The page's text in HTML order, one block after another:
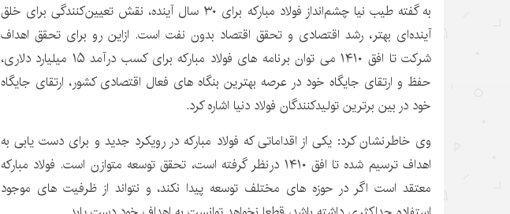
به گفته طیب نیا چشم‌انداز فولاد مبارکه برای ۳۰ سال آینده، نقش تعیین‌کنندگی برای خلق
آینده‌ای بهتر، رشد اقتصادی و تحقق اقتصاد بدون نفت است. ازاین رو برای تحقق اهداف
شرکت تا افق ۱۴۱۰ می توان برنامه های فولاد مبارکه برای کسب درآمد ۱۵ میلیارد دلاری،
حفظ و ارتقای جایگاه خود در عرصه بهترین بنگاه های فعال اقتصادی کشور، ارتقای جایگاه
خود در بین برترین تولیدکنندگان فولاد دنیا اشاره کرد.
وی خاطرنشان کرد: یکی از اقداماتی که فولاد مبارکه در رویکرد جدید و برای دست یابی به
اهداف ترسیم شده تا افق ۱۴۱۰ درنظر گرفته است، تحقق توسعه متوازن است. فولاد مبارکه
معتقد است اگر در حوزه های مختلف توسعه پیدا نکند، و نتواند از ظرفیت های موجود